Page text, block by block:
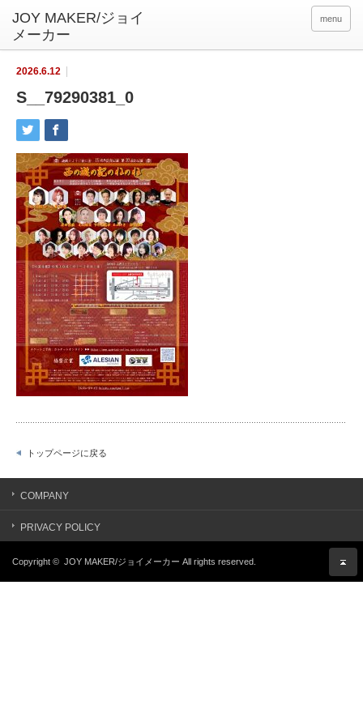
menu
2026.6.12
S__79290381_0
トップページに戻る
COMPANY
PRIVACY POLICY
Copyright © JOY MAKER/ジョイメーカー All rights reserved.